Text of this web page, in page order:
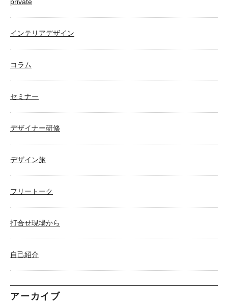
インテリアデザイン
コラム
セミナー
デザイナー研修
デザイン旅
フリートーク
打合せ現場から
自己紹介
アーカイブ